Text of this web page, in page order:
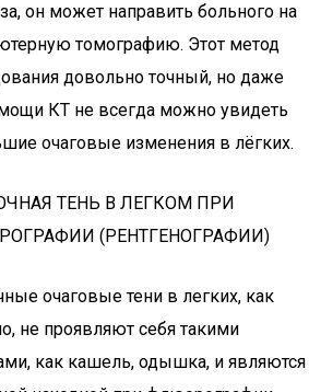
он может направить больного на
томографию. Этот метод
довольно точный, но даже
КТ не всегда можно увидеть
очаговые изменения в лёгких.
ТЕНЬ В ЛЕГКОМ ПРИ
(РЕНТГЕНОГРАФИИ)
очаговые тени в легких, как
не проявляют себя такими
как кашель, одышка, и являются